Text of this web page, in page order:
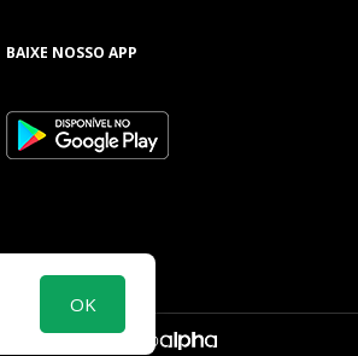
BAIXE NOSSO APP
OK